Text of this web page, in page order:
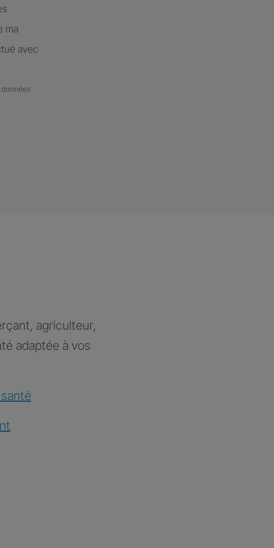
ma
avec
agriculteur,
adaptée à vos